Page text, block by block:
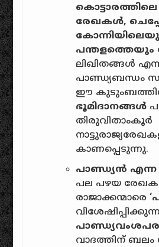
രേഖകൾ,
പന്തളത്തെയും
ലിഖിതങ്ങൾ
പാണ്ഡ്യബന്ധം
ഈ കുടുംബത്തിന്
ഭൂമിദാനങ്ങൾ
തിരുവിതാംകൂർ
കാണപ്പെടുന്നു.
പാണ്ഡ്യൻ എന്ന
പല പഴയ
രാജാക്കന്മാരെ
വാദത്തിന്